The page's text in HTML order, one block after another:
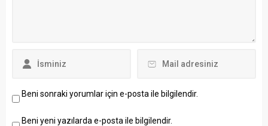
Beni sonraki yorumlar için e-posta ile bilgilendir.
Beni yeni yazılarda e-posta ile bilgilendir.